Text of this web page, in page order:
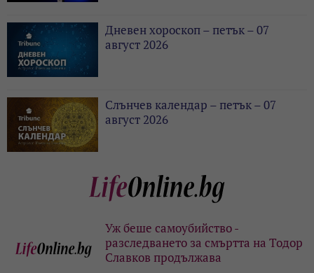
Дневен хороскоп – петък – 07
август 2026
Слънчев календар – петък – 07
август 2026
Уж беше самоубийство -
разследването за смъртта на Тодор
Славков продължава